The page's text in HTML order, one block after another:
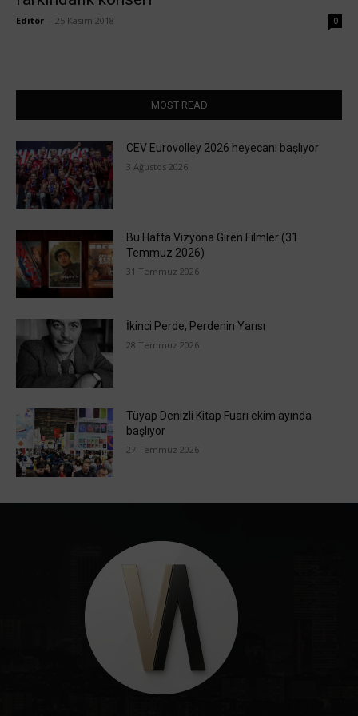
Editör 25 Kasım 2018 0
MOST READ
CEV Eurovolley 2026 heyecanı başlıyor
3 Ağustos 2026
Bu Hafta Vizyona Giren Filmler (31
Temmuz 2026)
31 Temmuz 2026
İkinci Perde, Perdenin Yarısı
28 Temmuz 2026
Tüyap Denizli Kitap Fuarı ekim ayında
başlıyor
27 Temmuz 2026